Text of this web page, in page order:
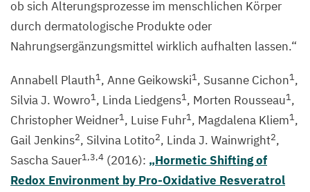
ob sich Alterungsprozesse im menschlichen Körper
durch dermatologische Produkte oder
Nahrungsergänzungsmittel wirklich aufhalten lassen.“
Annabell Plauth1, Anne Geikowski1, Susanne Cichon1,
Silvia J. Wowro1, Linda Liedgens1, Morten Rousseau1,
Christopher Weidner1, Luise Fuhr1, Magdalena Kliem1,
Gail Jenkins2, Silvina Lotito2, Linda J. Wainwright2,
Sascha Sauer1,3,4 (2016): „Hormetic Shifting of
Redox Environment by Pro-Oxidative Resveratrol